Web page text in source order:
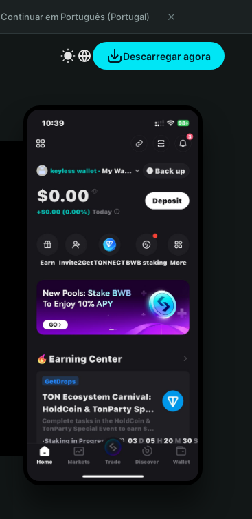
Continuar em Português (Portugal)
Descarregar agora